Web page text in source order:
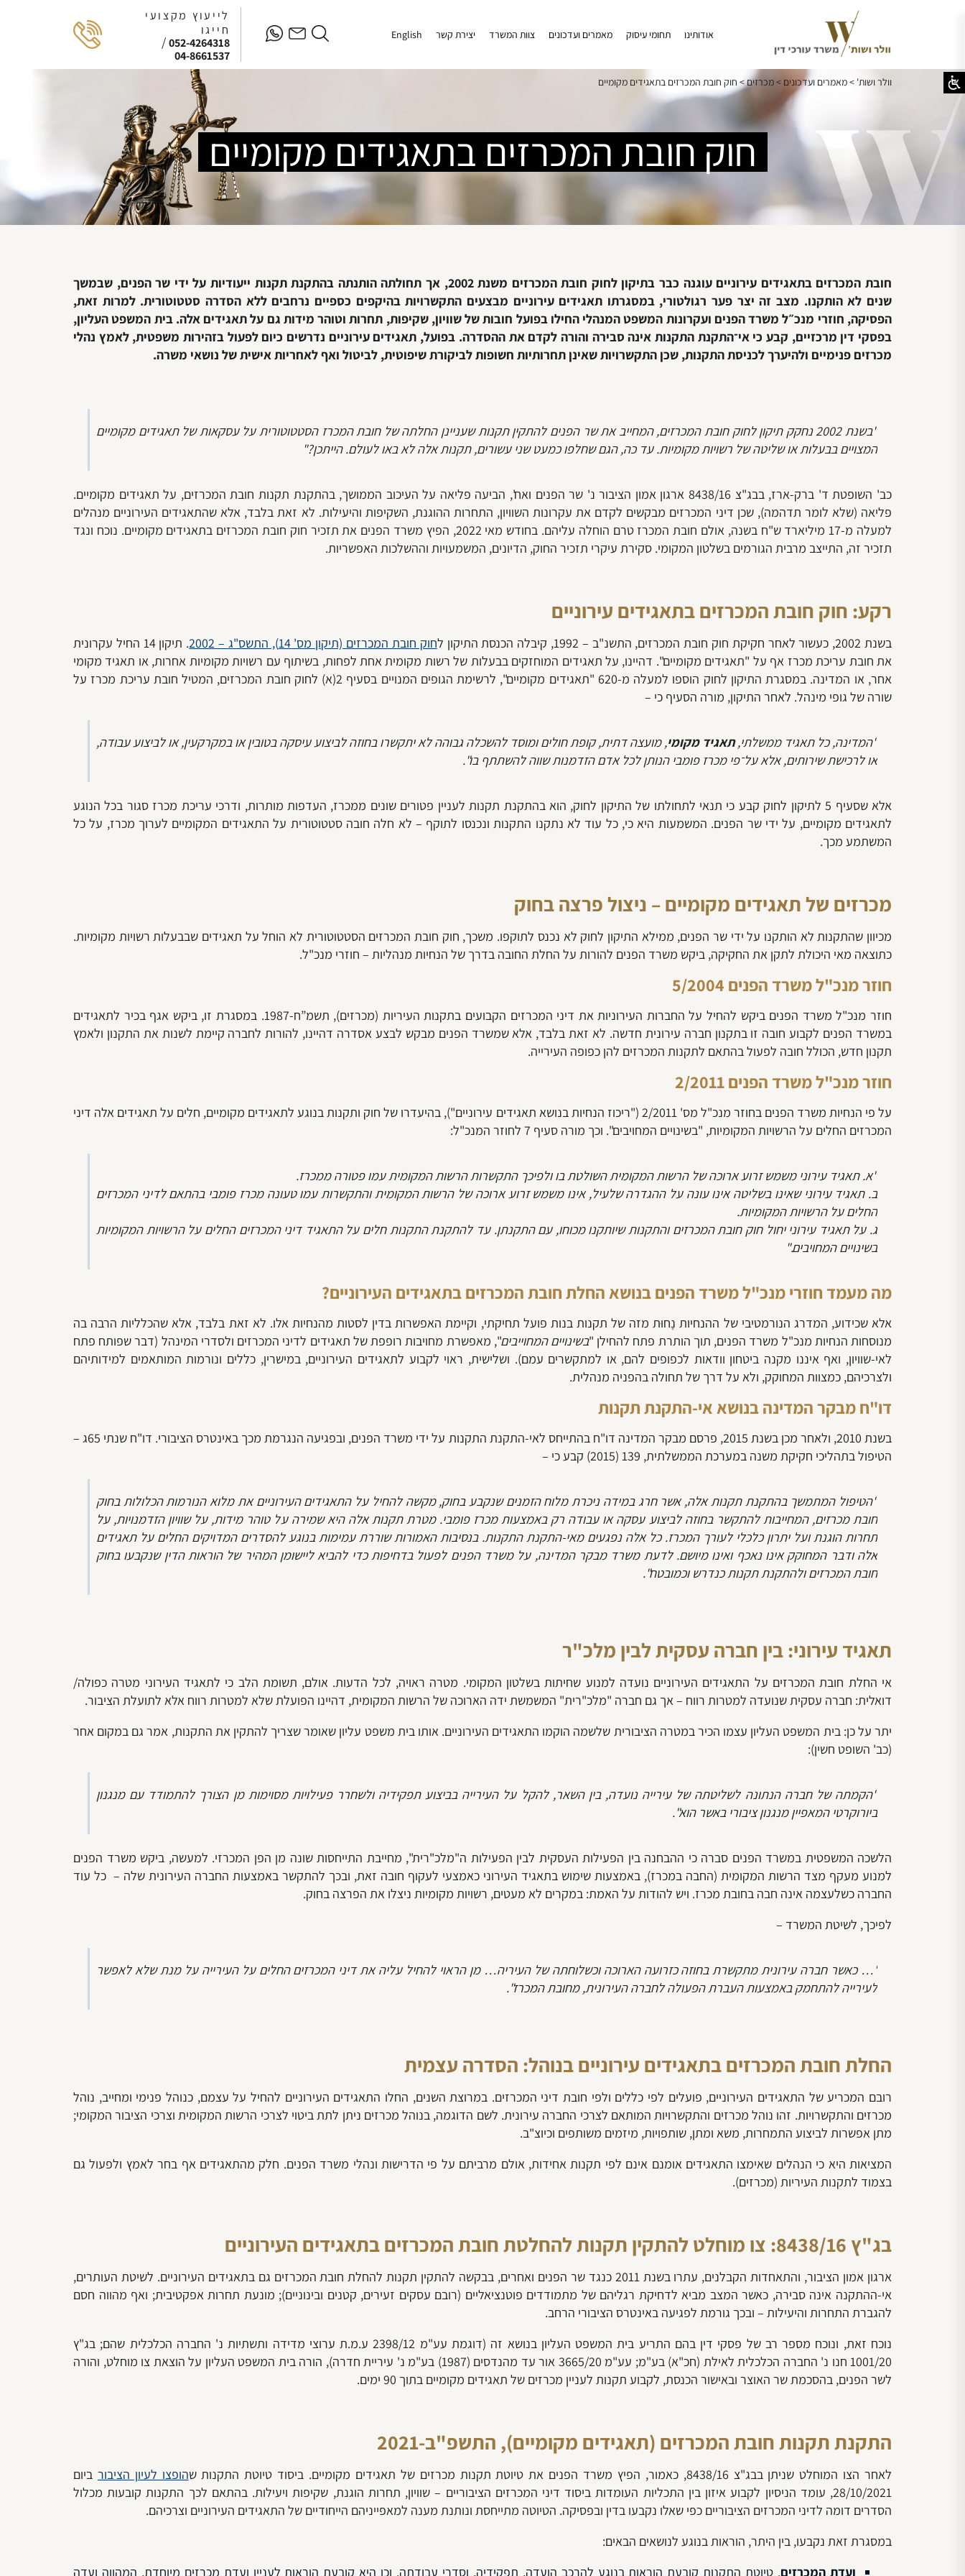
אודותינו תחומי עיסוק מאמרים ועדכונים צוות המשרד יצירת קשר English
לייעוץ מקצועי
חייגו
052-4264318
/
04-8661537
חוק חובת המכרזים בתאגידים מקומיים
וולר ושות' >מאמרים ועדכונים >מכרזים> חוק חובת המכרזים בתאגידים מקומיים
חובת המכרזים בתאגידים עירוניים עוגנה כבר בתיקון לחוק חובת המכרזים משנת 2002, אך תחולתה הותנתה בהתקנת תקנות ייעודיות על ידי שר הפנים, שבמשך
שנים לא הותקנו. מצב זה יצר פער רגולטורי, במסגרתו תאגידים עירוניים מבצעים התקשרויות בהיקפים כספיים נרחבים ללא הסדרה סטטוטורית. למרות זאת,
הפסיקה, חוזרי מנכ״ל משרד הפנים ועקרונות המשפט המנהלי החילו בפועל חובות של שוויון, שקיפות, תחרות וטוהר מידות גם על תאגידים אלה. בית המשפט העליון,
בפסקי דין מרכזיים, קבע כי אי־התקנת התקנות אינה סבירה והורה לקדם את ההסדרה. בפועל, תאגידים עירוניים נדרשים כיום לפעול בזהירות משפטית, לאמץ נהלי
מכרזים פנימיים ולהיערך לכניסת התקנות, שכן התקשרויות שאינן תחרותיות חשופות לביקורת שיפוטית, לביטול ואף לאחריות אישית של נושאי משרה.
"בשנת 2002 נחקק תיקון לחוק חובת המכרזים, המחייב את שר הפנים להתקין תקנות שעניינן החלתה של חובת המכרז הסטטוטורית על עסקאות של תאגידים מקומיים
המצויים בבעלות או שליטה של רשויות מקומיות. עד כה, הגם שחלפו כמעט שני עשורים, תקנות אלה לא באו לעולם. הייתכן?"
כב' השופטת ד' ברק-ארז, בבג"צ 8438/16 ארגון אמון הציבור נ' שר הפנים ואח', הביעה פליאה על העיכוב הממושך, בהתקנת תקנות חובת המכרזים, על תאגידים מקומיים.
פליאה (שלא לומר תדהמה), שכן דיני המכרזים מבקשים לקדם את עקרונות השוויון, התחרות ההוגנת, השקיפות והיעילות. לא זאת בלבד, אלא שהתאגידים העירוניים מנהלים
למעלה מ-17 מיליארד ש"ח בשנה, אולם חובת המכרז טרם הוחלה עליהם. בחודש מאי 2022, הפיץ משרד הפנים את תזכיר חוק חובת המכרזים בתאגידים מקומיים. נוכח ונגד
תזכיר זה, התייצב מרבית הגורמים בשלטון המקומי. סקירת עיקרי תזכיר החוק, הדיונים, המשמעויות וההשלכות האפשריות.
רקע: חוק חובת המכרזים בתאגידים עירוניים
בשנת 2002, כעשור לאחר חקיקת חוק חובת המכרזים , התשנ"ב – 1992 , קיבלה הכנסת התיקון לחוק חובת המכרזים (תיקון מס' 14), התשס"ג – 2002 .
תיקון 14 החיל עקרונית
את חובת עריכת מכרז אף על "תאגידים מקומיים". דהיינו, על תאגידים המוחזקים בבעלות של רשות מקומית אחת לפחות, בשיתוף עם רשויות מקומיות אחרות, או תאגיד מקומי
אחר, או המדינה. במסגרת התיקון לחוק הוספו למעלה מ-620 "תאגידים מקומיים", לרשימת הגופים המנויים בסעיף 2(א) לחוק חובת המכרזים, המטיל חובת עריכת מכרז על
שורה של גופי מינהל. לאחר התיקון, מורה הסעיף כי –
"המדינה, כל תאגיד ממשלתי,תאגיד מקומי, מועצה דתית, קופת חולים ומוסד להשכלה גבוהה לא יתקשרו בחוזה לביצוע עיסקה בטובין או במקרקעין, או לביצוע עבודה,
או לרכישת שירותים, אלא על־פי מכרז פומבי הנותן לכל אדם הזדמנות שווה להשתתף בו".
אלא שסעיף 5 לתיקון לחוק קבע כי תנאי לתחולתו של התיקון לחוק, הוא בהתקנת תקנות לעניין פטורים שונים ממכרז, העדפות מותרות, ודרכי עריכת מכרז סגור בכל הנוגע
לתאגידים מקומיים, על ידי שר הפנים. המשמעות היא כי,כל עוד לא נתקנו התקנות ונכנסו לתוקף – לא חלה חובה סטטוטורית על התאגידים המקומיים לערוך מכרז, על כל
המשתמע מכך.
מכרזים של תאגידים מקומיים – ניצול פרצה בחוק
מכיוון שהתקנות לא הותקנו על ידי שר הפנים, ממילא התיקון לחוק לא נכנס לתוקפו. משכך, חוק חובת המכרזים הסטטוטורית לא הוחל על תאגידים שבבעלות רשויות מקומיות.
כתוצאה מאי היכולת לתקן את החקיקה, ביקש משרד הפנים להורות על החלת החובה בדרך של הנחיות מנהליות – חוזרי מנכ"ל.
חוזר מנכ"ל משרד הפנים 5/2004
חוזר מנכ"ל משרד הפנים ביקש להחיל על החברות העירוניות את דיני המכרזים הקבועים בתקנות העיריות (מכרזים), תשמ”ח-1987. במסגרת זו, ביקש אגף בכיר לתאגידים
במשרד הפנים לקבוע חובה זו בתקנון חברה עירונית חדשה. לא זאת בלבד, אלא שמשרד הפנים מבקש לבצע אסדרה דהיינו, להורות לחברה קיימת לשנות את התקנון ולאמץ
תקנון חדש, הכולל חובה לפעול בהתאם לתקנות המכרזים להן כפופה העירייה.
חוזר מנכ"ל משרד הפנים 2/2011
על פי הנחיות משרד הפנים בחוזר מנכ"ל מס' 2/2011 ("ריכוז הנחיות בנושא תאגידים עירוניים"), בהיעדרו של חוק ותקנות בנוגע לתאגידים מקומיים, חלים על תאגידים אלה דיני
המכרזים החלים על הרשויות המקומיות, "בשינויים המחויבים". וכך מורה סעיף 7 לחוזר המנכ"ל:
"א. תאגיד עירוני משמש זרוע ארוכה של הרשות המקומית השולטת בו ולפיכך התקשרות הרשות המקומית עמו פטורה ממכרז.
ב. תאגיד עירוני שאינו בשליטה אינו עונה על ההגדרה שלעיל, אינו משמש זרוע ארוכה של הרשות המקומית והתקשרות עמו טעונה מכרז פומבי בהתאם לדיני המכרזים
החלים על הרשויות המקומיות.
ג. על תאגיד עירוני יחול חוק חובת המכרזים והתקנות שיותקנו מכוחו, עם התקנתן. עד להתקנת התקנות חלים על התאגיד דיני המכרזים החלים על הרשויות המקומיות
בשינויים המחויבים."
מה מעמד חוזרי מנכ"ל משרד הפנים בנושא החלת חובת המכרזים בתאגידים העירוניים?
אלא שכידוע, המדרג הנורמטיבי של ההנחיות נָחוּת מזה של תקנות בנות פועל תחיקתי, וקיימת האפשרות בדין לסטות מהנחיות אלו. לא זאת בלבד, אלא שהכלליות הרבה בה
מנוסחות הנחיות מנכ"ל משרד הפנים, תוך הותרת פתח להחילן "בשינויים המחוייבים", מאפשרת מחויבות רופפת של תאגידים לדיני המכרזים ולסדרי המינהל (דבר שפותח פתח
לאי-שוויון, ואף איננו מקנה ביטחון וודאות לכפופים להם, או למתקשרים עמם). ושלישית, ראוי לקבוע לתאגידים העירוניים, במישרין, כללים ונורמות המותאמים למידותיהם
ולצרכיהם, כמצוות המחוקק, ולא על דרך של תחולה בהפניה מנהלית.
דו"ח מבקר המדינה בנושא אי-התקנת תקנות
בשנת 2010, ולאחר מכן בשנת 2015, פרסם מבקר המדינה דו"ח בהתייחס לאי-התקנת התקנות על ידי משרד הפנים, ובפגיעה הנגרמת מכך באינטרס הציבורי. דו"ח שנתי 65ג –
הטיפול בתהליכי חקיקת משנה במערכת הממשלתית, 139 (2015) קבע כי –
"הטיפול המתמשך בהתקנת תקנות אלה, אשר חרג במידה ניכרת מלוח הזמנים שנקבע בחוק, מקשה להחיל על התאגידים העירוניים את מלוא הנורמות הכלולות בחוק
חובת מכרזים, המחייבות להתקשר בחוזה לביצוע עסקה או עבודה רק באמצעות מכרז פומבי. מטרת תקנות אלה היא שמירה על טוהר מידות, על שוויון הזדמנויות, על
תחרות הוגנת ועל יתרון כלכלי לעורך המכרז. כל אלה נפגעים מאי-התקנת התקנות. בנסיבות האמורות שוררת עמימות בנוגע להסדרים המדויקים החלים על תאגידים
אלה ודבר המחוקק אינו נאכף ואינו מיושם. לדעת משרד מבקר המדינה, על משרד הפנים לפעול בדחיפות כדי להביא ליישומן המהיר של הוראות הדין שנקבעו בחוק
חובת המכרזים ולהתקנת תקנות כנדרש וכמובטח".
תאגיד עירוני: בין חברה עסקית לבין מלכ"ר
אי החלת חובת המכרזים על התאגידים העירוניים נועדה למנוע שחיתות בשלטון המקומי. מטרה ראויה, לכל הדעות. אולם, תשומת הלב כי לתאגיד העירוני מטרה כפולה/
דואלית: חברה עסקית שנועדה למטרות רווח – אך גם חברה "מלכ"רית" המשמשת ידה הארוכה של הרשות המקומית, דהיינו הפועלת שלא למטרות רווח אלא לתועלת הציבור.
יתר על כן: בית המשפט העליון עצמו הכיר במטרה הציבורית שלשמה הוקמו התאגידים העירוניים. אותו בית משפט עליון שאומר שצריך להתקין את התקנות, אמר גם במקום אחר
(כב' השופט חשין):
"הקמתה של חברה הנתונה לשליטתה של עירייה נועדה, בין השאר, להקל על העירייה בביצוע תפקידיה ולשחרר פעילויות מסוימות מן הצורך להתמודד עם מנגנון
ביורוקרטי המאפיין מנגנון ציבורי באשר הוא".
הלשכה המשפטית במשרד הפנים סברה כי ההבחנה בין הפעילות העסקית לבין הפעילות ה"מלכ"רית", מחייבת התייחסות שונה מן הפן המכרזי. למעשה, ביקש משרד הפנים
למנוע מעקף מצד הרשות המקומית (החבה במכרז), באמצעות שימוש בתאגיד העירוני כאמצעי לעקוף חובה זאת, ובכך להתקשר באמצעות החברה העירונית שלה – כל עוד
החברה כשלעצמה אינה חבה בחובת מכרז. ויש להודות על האמת: במקרים לא מעטים, רשויות מקומיות ניצלו את הפרצה בחוק.
לפיכך, לשיטת המשרד –
"…כאשר חברה עירונית מתקשרת בחוזה כזרועה הארוכה וכשלוחתה של העיריה… מן הראוי להחיל עליה את דיני המכרזים החלים על העירייה על מנת שלא לאפשר
לעירייה להתחמק באמצעות העברת הפעולה לחברה העירונית, מחובת המכרז".
החלת חובת המכרזים בתאגידים עירוניים בנוהל: הסדרה עצמית
רובם המכריע של התאגידים העירוניים, פועלים לפי כללים ולפי חובת דיני המכרזים. במרוצת השנים, החלו התאגידים העירוניים להחיל על עצמם, כנוהל פנימי ומחייב, נוהל
מכרזים והתקשרויות. זהו נוהל מכרזים והתקשרויות המותאם לצרכי החברה עירונית. לשם הדוגמה, בנוהל מכרזים ניתן לתת ביטוי לצרכי הרשות המקומית וצרכי הציבור המקומי;
מתן אפשרות לביצוע התמחרות, משא ומתן, שותפויות, מיזמים משותפים וכיוצ"ב.
המציאות היא כי הנהלים שאימצו התאגידים אומנם אינם לפי תקנות אחידות, אולם מרביתם על פי הדרישות ונהלי משרד הפנים. חלק מהתאגידים אף בחר לאמץ ולפעול גם
בצמוד לתקנות העיריות (מכרזים).
בג"ץ 8438/16: צו מוחלט להתקין תקנות להחלטת חובת המכרזים בתאגידים העירוניים
ארגון אמון הציבור, והתאחדות הקבלנים, עתרו בשנת 2011 כנגד שר הפנים ואחרים, בבקשה להתקין תקנות להחלת חובת המכרזים גם בתאגידים העירוניים. לשיטת העותרים,
אי-ההתקנה אינה סבירה, כאשר המצב מביא לדחיקת רגליהם של מתמודדים פוטנציאליים (רובם עסקים זעירים, קטנים ובינוניים); מונעת תחרות אפקטיבית; ואף מהווה חסם
להגברת התחרות והיעילות – ובכך גורמת לפגיעה באינטרס הציבורי הרחב.
נוכח זאת, ונוכח מספר רב של פסקי דין בהם התריע בית המשפט העליון בנושא זה (דוגמת עע"מ 2398/12 ע.מ.ת ערוצי מדידה ותשתיות נ' החברה הכלכלית שהם; בג"ץ
1001/20 חנו נ' החברה הכלכלית לאילת (חכ"א) בע"מ; עע"מ 3665/20 אור עד מהנדסים (1987) בע"מ נ' עיריית חדרה), הורה בית המשפט העליון על הוצאת צו מוחלט, ו
הורה
לשר הפנים, בהסכמת שר האוצר ובאישור הכנסת, לקבוע תקנות לעניין מכרזים של תאגידים מקומיים בתוך 90 ימים.
התקנת תקנות חובת המכרזים (תאגידים מקומיים), התשפ"ב-2021
לאחר הצו המוחלט שניתן בבג"צ 8438/16, כאמור, הפיץ משרד הפנים את טיוטת תקנות מכרזים של תאגידים מקומיים. ביסוד טיוטת התקנות שהופצו לעיון הציבור ביום
28/10/2021, עומד הניסיון לקבוע איזון בין התכליות העומדות ביסוד דיני המכרזים הציבוריים – שוויון, תחרות הוגנת, שקיפות ויעילות. בהתאם לכך התקנות קובעות מכלול
הסדרים דומה לדיני המכרזים הציבוריים כפי שאלו נקבעו בדין ובפסיקה. הטיוטה מתייחסת ונותנת מענה למאפייניהם הייחודיים של התאגידים העירוניים וצרכיהם.
במסגרת זאת נקבעו, בין היתר, הוראות בנוגע לנושאים הבאים:
ועדת המכרזים. טיוטת התקנות קובעת הוראות בנוגע להרכב הועדה, תפקידיה, וסדרי עבודתה. וכן היא קובעת הוראות לעניין ועדת מכרזים מיוחדת, המהווה ועדה